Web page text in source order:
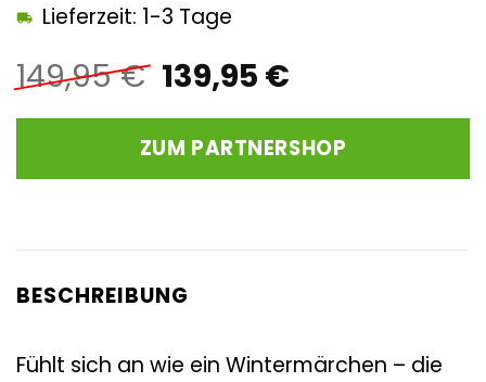
149,95€ Ursprünglicher
Preis
war:
149,95 €
139,95 €Aktueller
ist:
139,95 €.
Lieferzeit: 1-3 Tage
ZUM PARTNERSHOP
BESCHREIBUNG
Fühlt sich an wie ein Wintermärchen – die